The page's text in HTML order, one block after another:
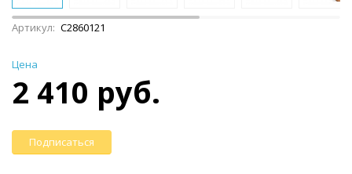
Артикул: C2860121
Цена
2 410 руб.
Подписаться